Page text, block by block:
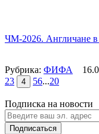
ЧМ-2026. Англичане
Рубрика: ФИФА
23 4 56...20
Подписка на новости
Подписаться